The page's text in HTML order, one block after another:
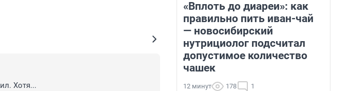
Хотя...
«Вплоть до диареи»: как
правильно пить иван-чай
— новосибирский
нутрициолог подсчитал
допустимое количество
чашек
12 минут 178 1